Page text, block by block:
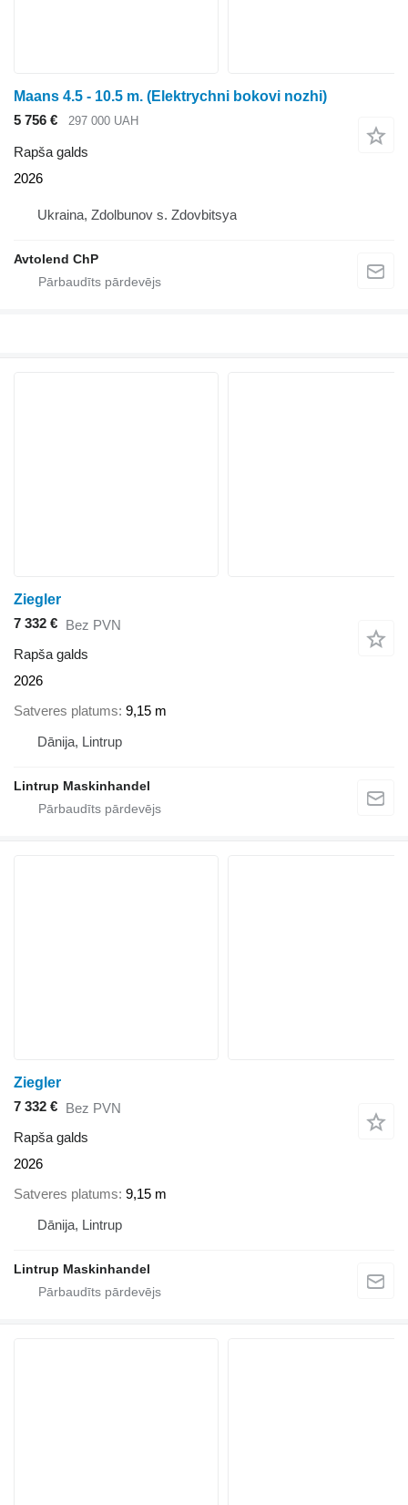
Maans 4.5 - 10.5 m. (Elektrychni bokovi nozhi)
5 756 €
297 000 UAH
Rapša galds
2026
Ukraina, Zdolbunov s. Zdovbitsya
Avtolend ChP
Ziegler
7 332 € Bez PVN
Rapša galds
2026
Satveres platums 9,15 m
Dānija, Lintrup
Lintrup Maskinhandel
Ziegler
7 332 € Bez PVN
Rapša galds
2026
Satveres platums 9,15 m
Dānija, Lintrup
Lintrup Maskinhandel